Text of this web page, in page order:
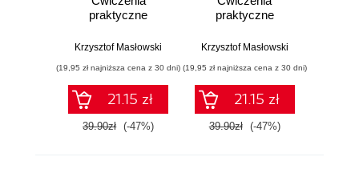
praktyczne
Krzysztof Masłowski
(19,95 zł najniższa cena z 30 dni)
21.15 zł
39.90zł (-47%)
praktyczne
Krzysztof Masłowski
(19,95 zł najniższa cena z 30 dni)
21.15 zł
39.90zł (-47%)